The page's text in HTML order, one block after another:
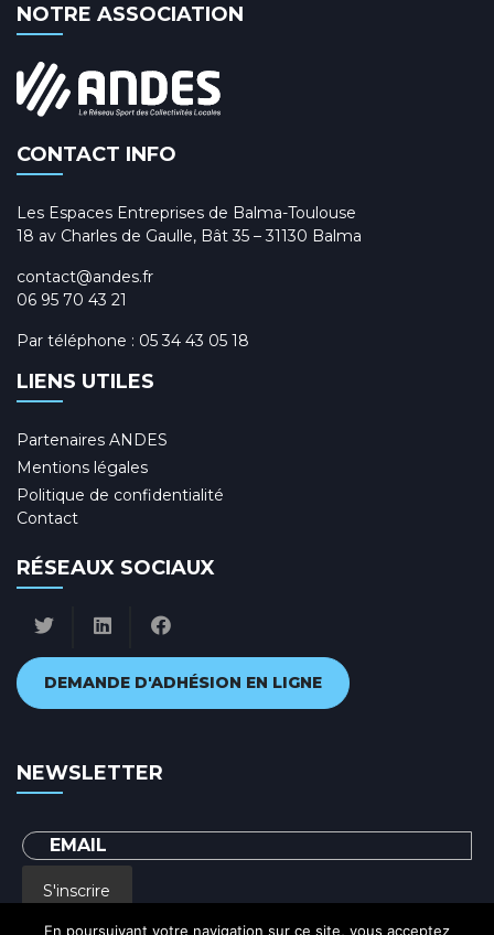
NOTRE ASSOCIATION
CONTACT INFO
Les Espaces Entreprises de Balma-Toulouse
18 av Charles de Gaulle, Bât 35 – 31130 Balma
contact@andes.fr
06 95 70 43 21
Par téléphone : 05 34 43 05 18
LIENS UTILES
Partenaires ANDES
Mentions légales
Politique de confidentialité
Contact
RÉSEAUX SOCIAUX
DEMANDE D'ADHÉSION EN LIGNE
NEWSLETTER
S'inscrire
En poursuivant votre navigation sur ce site, vous acceptez